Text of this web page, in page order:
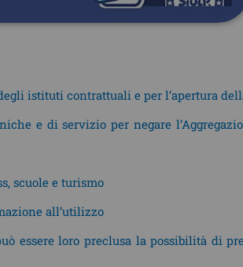
istituti contrattuali e per l’apertura
e di servizio per negare
scuole e turismo
all’utilizzo
essere loro preclusa la possibilità di